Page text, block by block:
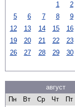
1
2
5
6 7 8 9
12
13 14 15 16
19
20 21 22 23
26
27 28 29 30
август
Пн
Вт Ср Чт Пт